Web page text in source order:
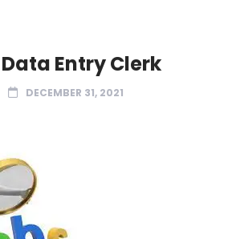
Entry Clerk
DECEMBER 31, 2021